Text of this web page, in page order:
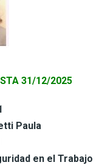
31/12/2025
Paula
en el Trabajo